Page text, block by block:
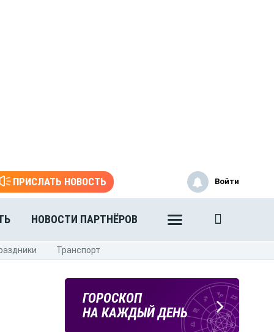
ПРИСЛАТЬ НОВОСТЬ
НОВОСТИ ПАРТНЁРОВ
Войти
Транспорт
ПОГОДА
В КУРСКЕ
ГОРОСКОП
НА КАЖДЫЙ ДЕНЬ